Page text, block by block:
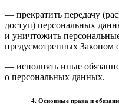
— прекратить передачу
доступ) персональных
и уничтожить
предусмотренных Законом
— исполнять иные
о персональных данных.
4. Основные права и